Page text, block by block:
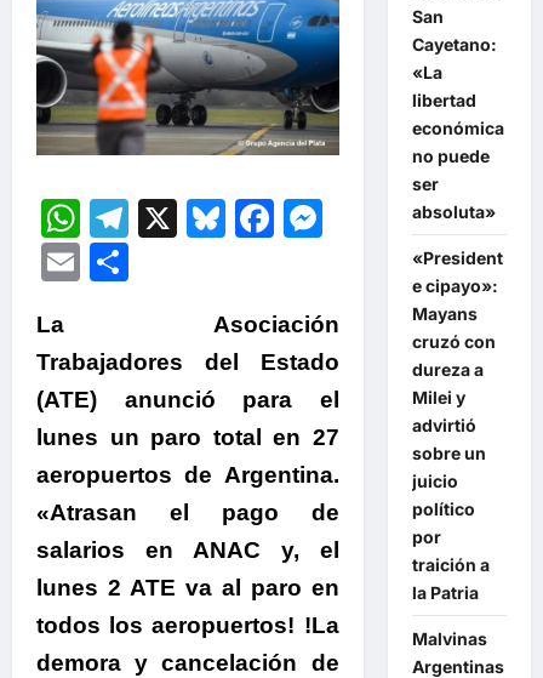
WhatsApp
Telegram
X Bluesky
Facebook
Messenger
Email
La Asociación
Trabajadores del Estado
(ATE) anunció para el
lunes un paro total en 27
aeropuertos de Argentina.
«Atrasan el pago de
salarios en ANAC y, el
lunes 2 ATE va al paro en
todos los aeropuertos! !La
demora y cancelación de
San
Cayetano:
«La
libertad
económica
no puede
ser
absoluta»
«President
e cipayo»:
Mayans
cruzó con
dureza a
Milei y
advirtió
sobre un
juicio
político
por
traición a
la Patria
Malvinas
Argentinas